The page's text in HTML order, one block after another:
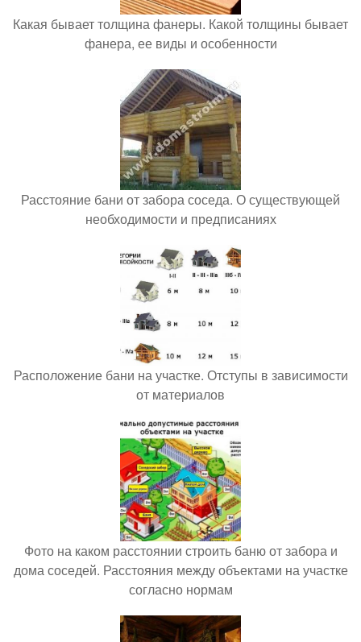
Какая бывает толщина фанеры. Какой толщины бывает
фанера, ее виды и особенности
Расстояние бани от забора соседа. О существующей
необходимости и предписаниях
Расположение бани на участке. Отступы в зависимости
от материалов
Фото на каком расстоянии строить баню от забора и
дома соседей. Расстояния между объектами на участке
согласно нормам